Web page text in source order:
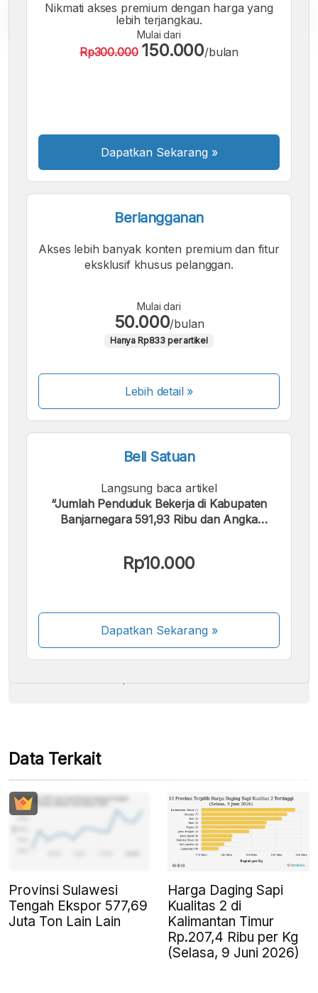
A A A
Nikmati akses premium dengan harga yang
lebih terjangkau.
Mulai dari
Rp300.000 150.000/bulan
Dapatkan Sekarang »
Berlangganan
Akses lebih banyak konten premium dan fitur
eksklusif khusus pelanggan.
Mulai dari
50.000/bulan
Hanya Rp833 per artikel
Lebih detail »
Beli Satuan
Langsung baca artikel
“Jumlah Penduduk Bekerja di Kabupaten
Banjarnegara 591,93 Ribu dan Angka
Rp10.000
Dapatkan Sekarang»
Kami menerima pembayaran berikut:
Beberapa metode pembayaran masih dalam
Data Terkait
Provinsi Sulawesi
Tengah Ekspor 577,69
Juta Ton Lain Lain
Harga Daging Sapi
Kualitas 2 di
Kalimantan Timur
Rp.207,4 Ribu per Kg
(Selasa, 9 Juni 2026)